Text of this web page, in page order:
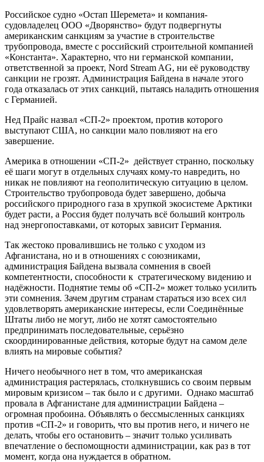
Российское судно «Остап Шеремета» и компания-
судовладелец ООО «Дворянство» будут подвергнуты
американским санкциям за участие в строительстве
трубопровода, вместе с российский строительной компанией
«Константа». Характерно, что ни германской компании,
ответственной за проект, Nord Stream AG, ни её руководству
санкции не грозят. Администрация Байдена в начале этого
года отказалась от этих санкций, пытаясь наладить отношения
с Германией.
Нед Прайс назвал «СП-2» проектом, против которого
выступают США, но санкции мало повлияют на его
завершение.
Америка в отношении «СП-2» действует странно, поскольку
её шаги могут в отдельных случаях кому-то навредить, но
никак не повлияют на геополитическую ситуацию в целом.
Строительство трубопровода будет завершено, добыча
российского природного газа в хрупкой экосистеме Арктики
будет расти, а Россия будет получать всё больший контроль
над энергопоставками, от которых зависит Германия.
Так жестоко провалившись не только с уходом из
Афганистана, но и в отношениях с союзниками,
администрация Байдена вызвала сомнения в своей
компетентности, способности к стратегическому видению и
надёжности. Поднятие темы об «СП-2» может только усилить
эти сомнения. Зачем другим странам стараться изо всех сил
удовлетворять американские интересы, если Соединённые
Штаты либо не могут, либо не хотят самостоятельно
предпринимать последовательные, серьёзно
скоординированные действия, которые будут на самом деле
влиять на мировые события?
Ничего необычного нет в том, что американская
администрация растерялась, столкнувшись со своим первым
мировым кризисом – так было и с другими. Однако масштаб
провала в Афганистане для администрации Байдена –
огромная пробоина. Объявлять о бессмысленных санкциях
против «СП-2» и говорить, что вы против него, и ничего не
делать, чтобы его остановить – значит только усиливать
впечатление о беспомощности администрации, как раз в тот
момент, когда она нуждается в обратном.